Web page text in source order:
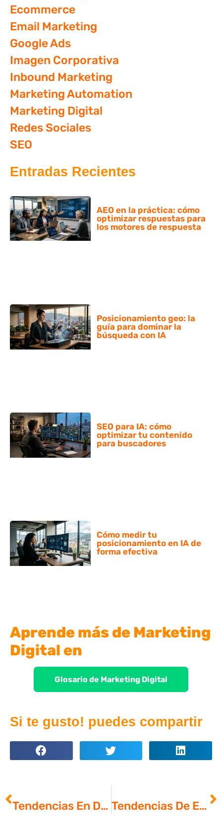
Ecommerce
Email Marketing
Google Ads
Imagen Corporativa
Inbound Marketing
Marketing Automation
Marketing Digital
Redes Sociales
SEO
Entradas Recientes
AEO en la práctica: cómo
optimizar respuestas para
los motores de respuesta
Posicionamiento geo: la
guía para dominar la
búsqueda con IA
SEO para IA: cómo
optimizar tu contenido
para buscadores
Cómo medir tu
posicionamiento en IA de
forma efectiva
Aprende más de Marketing
Digital en
Glosario de Marketing Digital
Si te gusto! puedes compartir
Tendencias En Desarrollo De Software Colombia. Tendencias De Email Marketing En Colombia